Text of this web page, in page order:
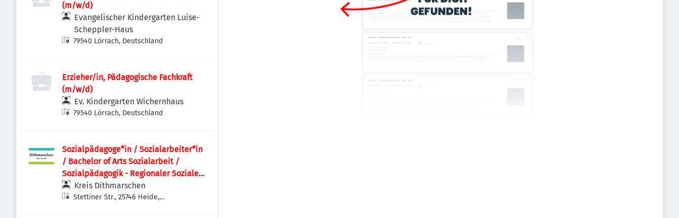
(m/w/d)
Evangelischer Kindergarten Luise-
Scheppler-Haus
79540 Lörrach, Deutschland
Erzieher/in, Pädagogische Fachkraft
(m/w/d)
Ev. Kindergarten Wichernhaus
79540 Lörrach, Deutschland
Sozialpädagoge*in / Sozialarbeiter*in
/ Bachelor of Arts Sozialarbeit /
Sozialpädagogik - Regionaler Sozialer
DienstKreis Dithmarschen
Stettiner Str., 25746 Heide,